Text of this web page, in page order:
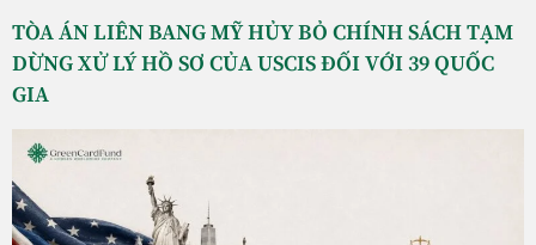
TÒA ÁN LIÊN BANG MỸ HỦY BỎ CHÍNH SÁCH TẠM
DỪNG XỬ LÝ HỒ SƠ CỦA USCIS ĐỐI VỚI 39 QUỐC
GIA